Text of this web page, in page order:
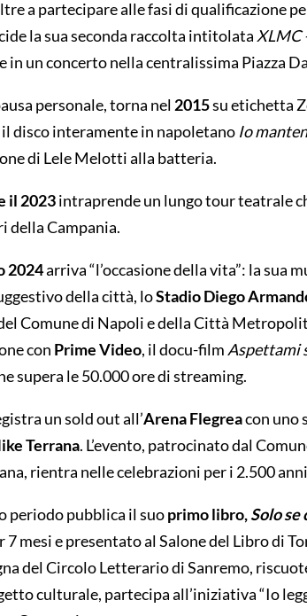
a partecipare alle fasi di qualificazione
la sua seconda raccolta intitolata XLMC
in un concerto nella centralissima Piazza
personale, torna nel 2015su etichetta
il disco interamente in napoletano Io
di Lele Melotti alla batteria.
il 2023intraprende un lungo tour teatrale
della Campania.
2024arriva “l’occasione della vita”: la sua
della città, loStadio Diego
Comune di Napoli e della Città
con Prime Video, il docu-film Aspettami
supera le 50.000 ore di streaming.
un sold out all’Arena Flegreacon uno
Terrana. L’evento, patrocinato dal
rientra nelle celebrazioni per i 2.500
periodo pubblica il suoprimo libro,Solo se
7 mesi e presentato al Salone del Libro di
del Circolo Letterario di Sanremo,
culturale, partecipa all’iniziativa “Io